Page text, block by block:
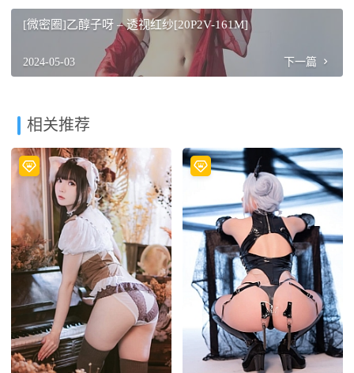
[微密圈]乙醇子呀 – 透视红纱[20P2V-161M]
2024-05-03 下一篇
相关推荐